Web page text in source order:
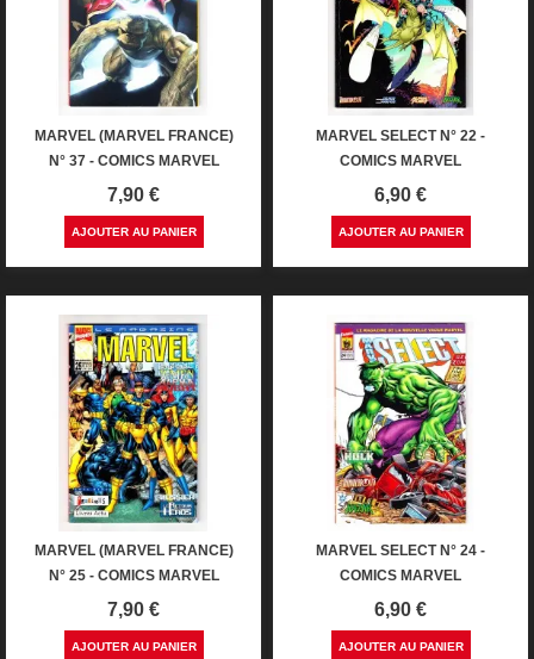
MARVEL (MARVEL FRANCE)
N° 37 - COMICS MARVEL
Prix
7,90 €
AJOUTER AU PANIER
MARVEL SELECT N° 22 -
COMICS MARVEL
Prix
6,90 €
AJOUTER AU PANIER
MARVEL (MARVEL FRANCE)
N° 25 - COMICS MARVEL
Prix
7,90 €
AJOUTER AU PANIER
MARVEL SELECT N° 24 -
COMICS MARVEL
Prix
6,90 €
AJOUTER AU PANIER